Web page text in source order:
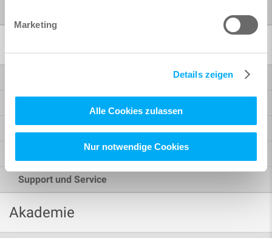
Marketing
Details zeigen
Alle Cookies zulassen
Nur notwendige Cookies
BIM-Workflow
Konstruktion, Schal- und Bewehrungsplanung
Support und Service
Akademie